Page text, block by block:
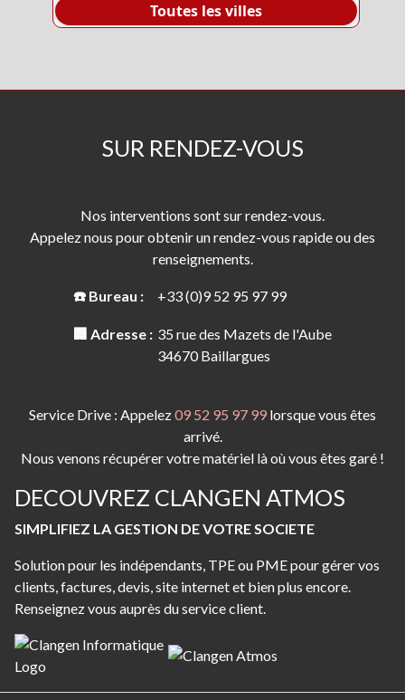
Toutes les villes
SUR RENDEZ-VOUS
Nos interventions sont sur rendez-vous.
Appelez nous pour obtenir un rendez-vous rapide ou des
renseignements.
☎️ Bureau : +33 (0)9 52 95 97 99
🏢 Adresse : 35 rue des Mazets de l'Aube
34670 Baillargues
Service Drive : Appelez09 52 95 97 99 lorsque vous êtes
arrivé.
Nous venons récupérer votre matériel là où vous êtes garé !
DECOUVREZ CLANGEN ATMOS
SIMPLIFIEZ LA GESTION DE VOTRE SOCIETE
Solution pour les indépendants, TPE ou PME pour gérer vos
clients, factures, devis, site internet et bien plus encore.
Renseignez vous auprès du service client.